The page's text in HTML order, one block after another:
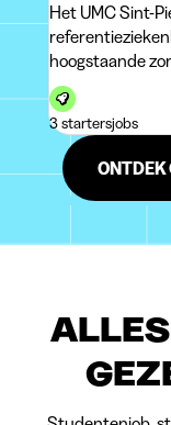
Het UMC Sint-
hoogstaande
uitdagingen
blijven we trouw
actief te
3 startersjobs
ONTDEK